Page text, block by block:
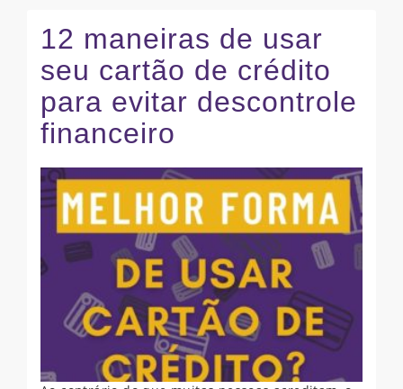
12 maneiras de usar
seu cartão de crédito
para evitar descontrole
financeiro